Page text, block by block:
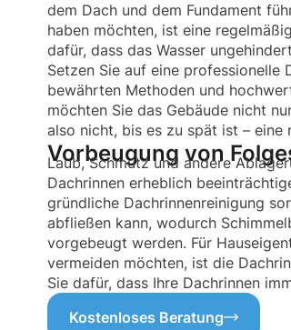
dem Dach und dem Fundament
haben möchten, ist eine
dafür, dass das Wasser
Setzen Sie auf eine professionelle
bewährten Methoden und
möchten Sie das Gebäude nicht
also nicht, bis es zu spät ist – eine
Vorbeugung von
Laub, Schmutz und andere
Dachrinnen erheblich
gründliche Dachrinnenreinigung
abfließen kann, wodurch
vorgebeugt werden. Für
vermeiden möchten, ist die
Sie dafür, dass Ihre Dachrinnen
Kostenloses Beratung